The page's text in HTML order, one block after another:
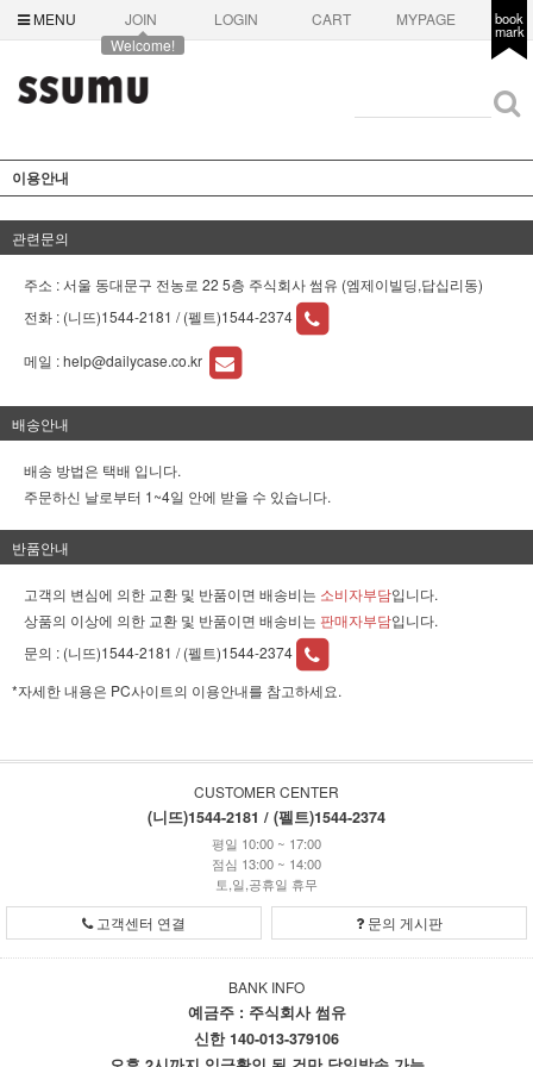
MENU
JOIN
Welcome!
LOGIN CART MYPAGE book
mark
이용안내
관련문의
주소 : 서울 동대문구 전농로 22 5층 주식회사 썸유 (엠제이빌딩,답십리동)
전화 : (니뜨)1544-2181 / (펠트)1544-2374
메일 :help@dailycase.co.kr
배송안내
배송 방법은 택배 입니다.
주문하신 날로부터 1~4일 안에 받을 수 있습니다.
반품안내
고객의 변심에 의한 교환 및 반품이면 배송비는 소비자부담입니다.
상품의 이상에 의한 교환 및 반품이면 배송비는 판매자부담입니다.
문의 : (니뜨)1544-2181 / (펠트)1544-2374
*자세한 내용은 PC사이트의 이용안내를 참고하세요.
CUSTOMER CENTER
(니뜨)1544-2181 / (펠트)1544-2374
평일 10:00 ~ 17:00
점심 13:00 ~ 14:00
토,일,공휴일 휴무
고객센터 연결 문의 게시판
BANK INFO
예금주 : 주식회사 썸유
신한 140-013-379106